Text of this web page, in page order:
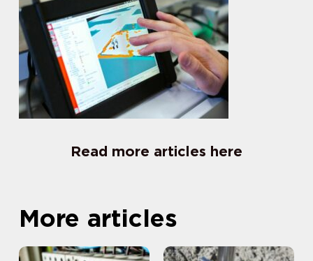
Read more articles here
More articles